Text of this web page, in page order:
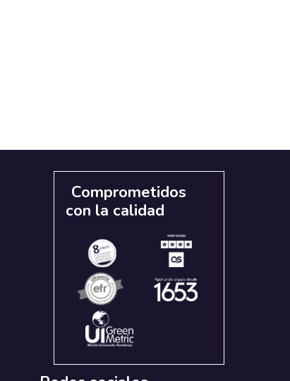
Comprometidos
con la calidad